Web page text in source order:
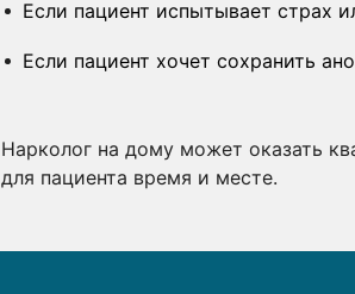
Если пациент испытывает страх
Если пациент хочет сохранить
Нарколог на дому может оказать
для пациента время и месте.